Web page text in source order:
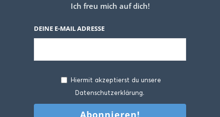
Ich freu mich auf dich!
DEINE E-MAIL ADRESSE
Hiermit akzeptierst du unsere
Datenschutzerklärung.